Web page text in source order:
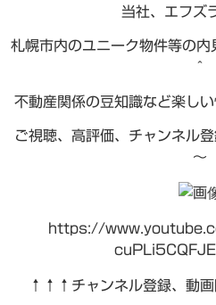
当社、エフズ
札幌市内のユニーク物件等の内
＾
不動産関係の豆知識など楽し
ご視聴、高評価、チャンネル
～
https://
↑↑↑チャンネル登録、動